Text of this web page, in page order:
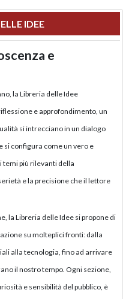
IDEE
e
la Libreria delle Idee
e approfondimento, un
si intrecciano in un dialogo
si configura come un vero e
più rilevanti della
e la precisione che il lettore
la Libreria delle Idee si propone di
su molteplici fronti: dalla
alla tecnologia, fino ad arrivare
il nostro tempo. Ogni sezione,
e sensibilità del pubblico, è